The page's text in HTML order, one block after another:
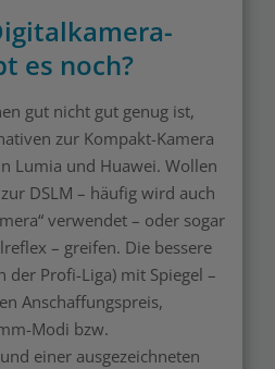
es noch?
gut nicht gut genug ist,
zur Kompakt-Kamera
Lumia und Huawei. Wollen
DSLM – häufig wird auch
verwendet – oder sogar
– greifen. Die bessere
der Profi-Liga) mit Spiegel –
Anschaffungspreis,
Modi bzw.
einer ausgezeichneten